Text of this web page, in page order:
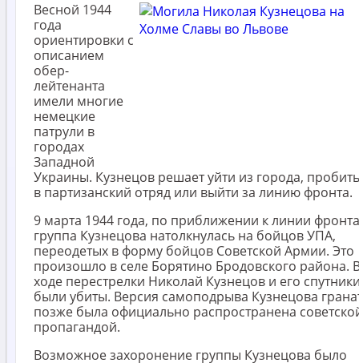
Весной 1944
года
ориентировки с
описанием
обер-
лейтенанта
имели многие
немецкие
патрули в
городах
Западной
Украины. Кузнецов решает уйти из города,
в партизанский отряд или выйти за линию фронта.
9 марта 1944 года, по приближении к линии
группа Кузнецова натолкнулась на бойцов УПА,
переодетых в форму бойцов Советской Армии. Это
произошло в селе Борятино Бродовского района.
ходе перестрелки Николай Кузнецов и его
были убиты. Версия самоподрыва Кузнецова
позже была официально распространена
пропагандой.
Возможное захоронение группы Кузнецова было